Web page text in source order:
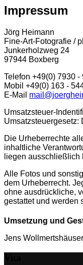
Impressum
Jörg Heimann
Fine-Art-Fotografie /
Junkerholzweg 24
97944 Boxberg
Telefon +49(0) 7930 -
Mobil +49(0) 163 -
E-Mail
Umsatzsteuer-
Umsatzsteuergesetz:
Die Urheberrechte
inhaltliche
liegen
Alle Fotos und
dem Urheberrecht.
ohne ausdrückliche,
gestattet und werden
Umsetzung und
Jens Wollmertshäuser